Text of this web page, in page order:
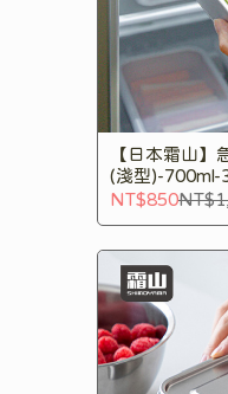
【日本霜山】
(淺型)-700ml-
NT$850